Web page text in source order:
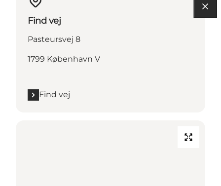
Find vej
Pasteursvej 8
1799 København V
Find vej